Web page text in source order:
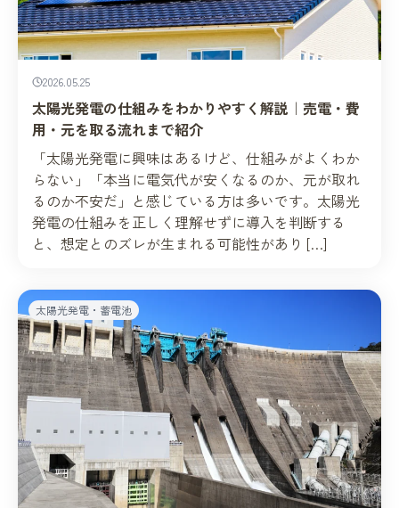
2026.05.25
太陽光発電の仕組みをわかりやすく解説｜売電・費
用・元を取る流れまで紹介
「太陽光発電に興味はあるけど、仕組みがよくわか
らない」「本当に電気代が安くなるのか、元が取れ
るのか不安だ」と感じている方は多いです。太陽光
発電の仕組みを正しく理解せずに導入を判断する
と、想定とのズレが生まれる可能性があり […]
太陽光発電・蓄電池